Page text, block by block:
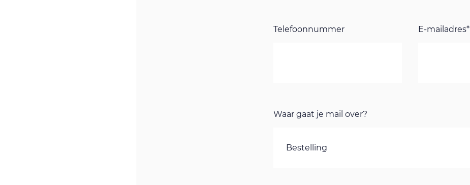
Telefoonnummer E-mailadres*
Waar gaat je mail over?